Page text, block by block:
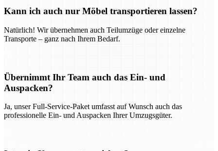
Kann ich auch nur Möbel transportieren lassen?
Natürlich! Wir übernehmen auch Teilumzüge oder einzelne
Transporte – ganz nach Ihrem Bedarf.
Übernimmt Ihr Team auch das Ein- und
Auspacken?
Ja, unser Full-Service-Paket umfasst auf Wunsch auch das
professionelle Ein- und Auspacken Ihrer Umzugsgüter.